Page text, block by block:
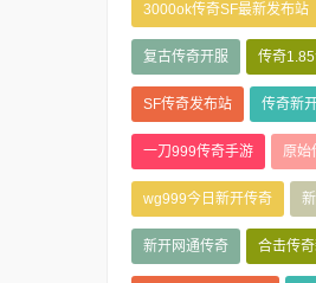
3000ok传奇SF最新发布站
复古传奇开服 传奇
SF传奇发布站 传奇新
一刀999传奇手游 原始
wg999今日新开传奇
新开网通传奇 合击传